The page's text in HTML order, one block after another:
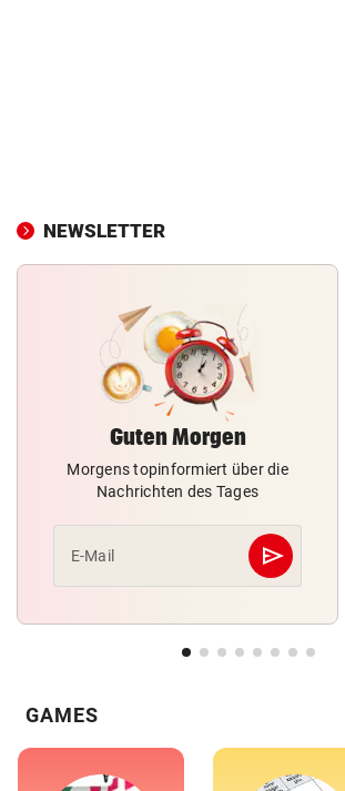
NEWSLETTER
Guten Morgen
Morgens topinformiert über die
Nachrichten des Tages
E-Mail send
Abschicken
GAMES